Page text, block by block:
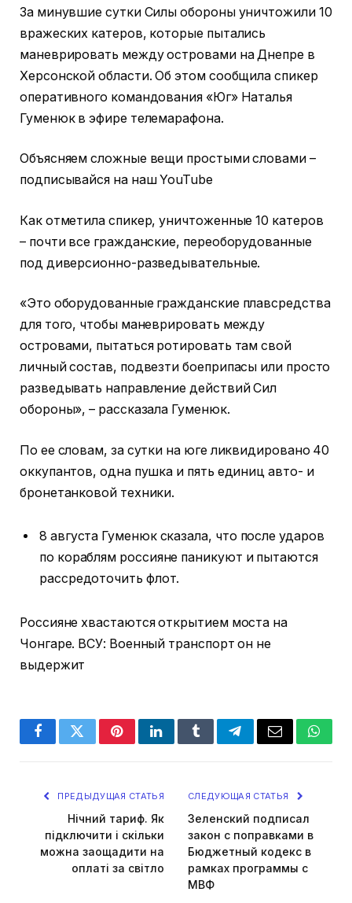
За минувшие сутки Силы обороны уничтожили 10
вражеских катеров, которые пытались
маневрировать между островами на Днепре в
Херсонской области. Об этом сообщила спикер
оперативного командования «Юг» Наталья
Гуменюк в эфире телемарафона.
Объясняем сложные вещи простыми словами –
подписывайся на наш YouTube
Как отметила спикер, уничтоженные 10 катеров
– почти все гражданские, переоборудованные
под диверсионно-разведывательные.
«Это оборудованные гражданские плавсредства
для того, чтобы маневрировать между
островами, пытаться ротировать там свой
личный состав, подвезти боеприпасы или просто
разведывать направление действий Сил
обороны», – рассказала Гуменюк.
По ее словам, за сутки на юге ликвидировано 40
оккупантов, одна пушка и пять единиц авто- и
бронетанковой техники.
8 августа Гуменюк сказала, что после ударов
по кораблям россияне паникуют и пытаются
рассредоточить флот.
Россияне хвастаются открытием моста на
Чонгаре. ВСУ: Военный транспорт он не
выдержит
FacebookTwitterPinterestLinkedInTumblrTelegramEmail
ПРЕДЫДУЩАЯ СТАТЬЯ
Нічний тариф. Як
підключити і скільки
можна заощадити на
оплаті за світло
СЛЕДУЮЩАЯ СТАТЬЯ
Зеленский подписал
закон с поправками в
Бюджетный кодекс в
рамках программы с
МВФ